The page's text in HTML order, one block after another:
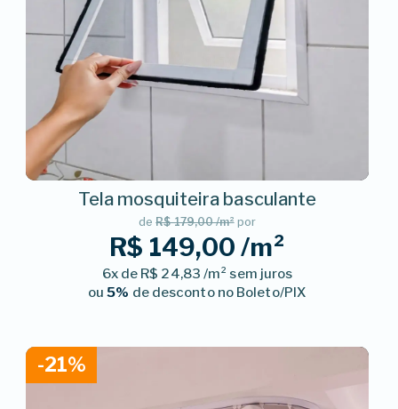
Tela mosquiteira basculante
deR$ 179,00 /m²por
R$ 149,00 /m²
6x de R$ 24,83 /m² sem juros
ou5% de desconto no Boleto/PIX
-21%